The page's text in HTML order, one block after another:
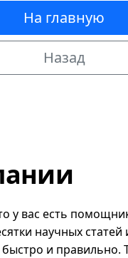
На главную
Назад
у вас есть
научных статей
быстро и правильно.